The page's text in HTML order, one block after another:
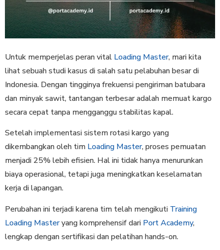
Untuk memperjelas peran vital Loading Master, mari kita
lihat sebuah studi kasus di salah satu pelabuhan besar di
Indonesia. Dengan tingginya frekuensi pengiriman batubara
dan minyak sawit, tantangan terbesar adalah memuat kargo
secara cepat tanpa mengganggu stabilitas kapal.
Setelah implementasi sistem rotasi kargo yang
dikembangkan oleh tim Loading Master, proses pemuatan
menjadi 25% lebih efisien. Hal ini tidak hanya menurunkan
biaya operasional, tetapi juga meningkatkan keselamatan
kerja di lapangan.
Perubahan ini terjadi karena tim telah mengikuti Training
Loading Masteryang komprehensif dari Port Academy,
lengkap dengan sertifikasi dan pelatihan hands-on.